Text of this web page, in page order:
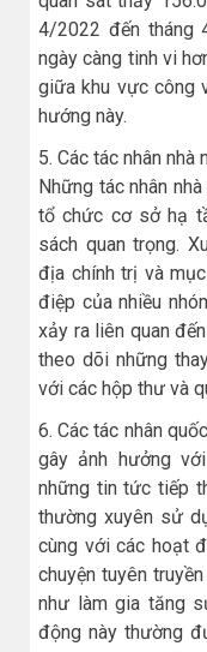
4/2022 đến tháng
ngày càng tinh vi
giữa khu vực công
hướng này.
5. Các tác nhân
Những tác nhân
tổ chức cơ sở hạ
sách quan trọng.
địa chính trị và
điệp của nhiều
xảy ra liên quan
theo dõi những
với các hộp thư và
6. Các tác nhân
gây ảnh hưởng
những tin tức tiếp
thường xuyên sử
cùng với các hoạt
chuyện tuyên
như làm gia tăng
động này thường